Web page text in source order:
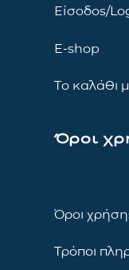
Είσοδος/
E-shop
Το καλάθι
Όροι
Όροι
Τρόποι